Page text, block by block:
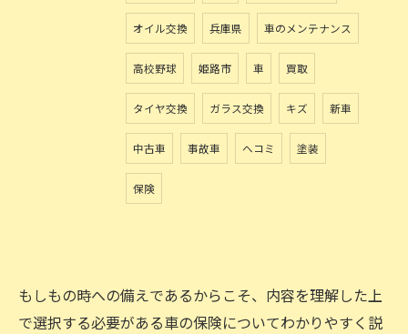
オイル交換 兵庫県 車のメンテナンス
高校野球 姫路市 車 買取
タイヤ交換 ガラス交換 キズ 新車
中古車 事故車 ヘコミ 塗装
保険
もしもの時への備えであるからこそ、内容を理解した上
で選択する必要がある車の保険についてわかりやすく説